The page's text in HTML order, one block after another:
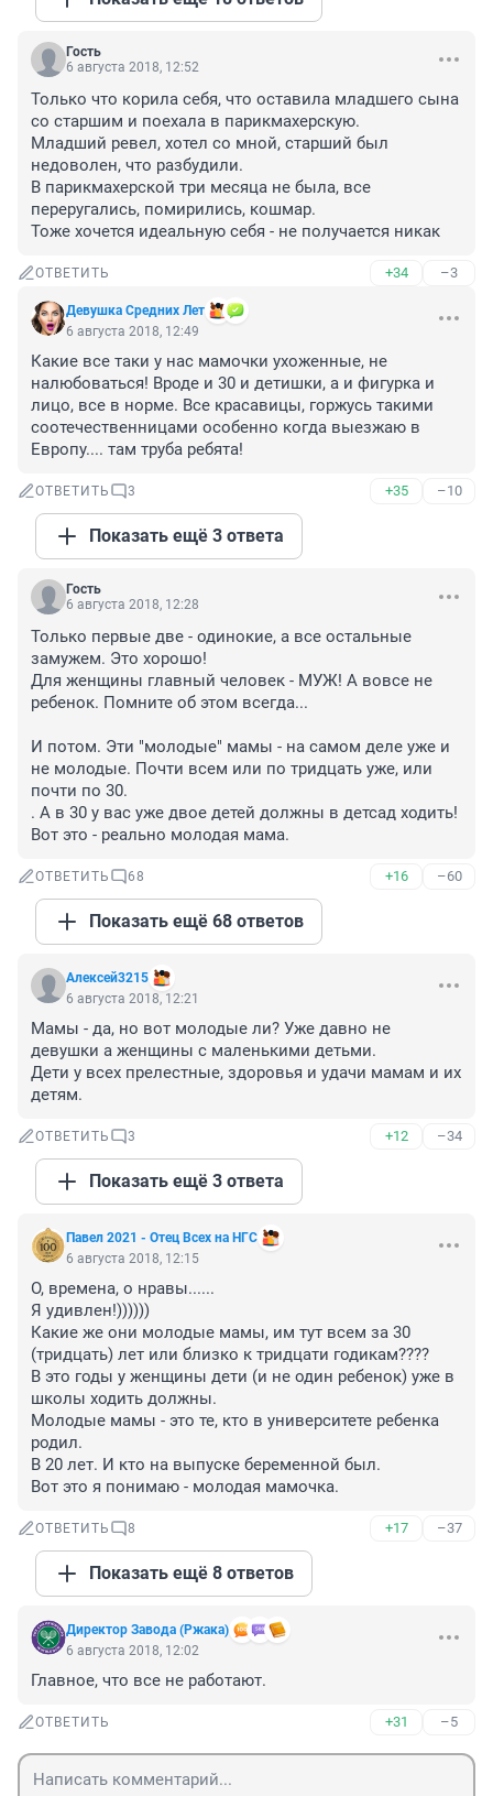
Гость
6 августа 2018, 12:52
Только что корила себя, что оставила младшего сына
со старшим и поехала в парикмахерскую.
Младший ревел, хотел со мной, старший был
недоволен, что разбудили.
В парикмахерской три месяца не была, все
переругались, помирились, кошмар.
Тоже хочется идеальную себя - не получается никак
ОТВЕТИТЬ +34 –3
Девушка Средних Лет
6 августа 2018, 12:49
Какие все таки у нас мамочки ухоженные, не
налюбоваться! Вроде и 30 и детишки, а и фигурка и
лицо, все в норме. Все красавицы, горжусь такими
соотечественницами особенно когда выезжаю в
Европу.... там труба ребята!
ОТВЕТИТЬ 3 +35 –10
Показать ещё 3 ответа
Гость
6 августа 2018, 12:28
Только первые две - одинокие, а все остальные
замужем. Это хорошо!
Для женщины главный человек - МУЖ! А вовсе не
ребенок. Помните об этом всегда...
И потом. Эти "молодые" мамы - на самом деле уже и
не молодые. Почти всем или по тридцать уже, или
почти по 30.
. А в 30 у вас уже двое детей должны в детсад ходить!
Вот это - реально молодая мама.
ОТВЕТИТЬ 68 +16 –60
Показать ещё 68 ответов
Алексей3215
6 августа 2018, 12:21
Мамы - да, но вот молодые ли? Уже давно не
девушки а женщины с маленькими детьми.
Дети у всех прелестные, здоровья и удачи мамам и их
детям.
ОТВЕТИТЬ 3 +12 –34
Показать ещё 3 ответа
Павел 2021 - Отец Всех на НГС
6 августа 2018, 12:15
О, времена, о нравы......
Я удивлен!))))))
Какие же они молодые мамы, им тут всем за 30
(тридцать) лет или близко к тридцати годикам????
В это годы у женщины дети (и не один ребенок) уже в
школы ходить должны.
Молодые мамы - это те, кто в университете ребенка
родил.
В 20 лет. И кто на выпуске беременной был.
Вот это я понимаю - молодая мамочка.
ОТВЕТИТЬ 8 +17 –37
Показать ещё 8 ответов
Директор Завода (Ржака)
6 августа 2018, 12:02
Главное, что все не работают.
ОТВЕТИТЬ +31 –5